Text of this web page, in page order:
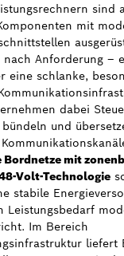
sind
mit
Anforderung –
eine schlanke,
dabei
und
Bordnetze mit
Volt-Technologie
stabile
Leistungsbedarf
Im Bereich
liefert